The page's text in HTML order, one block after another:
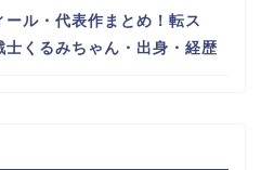
ル・代表作まとめ！転ス
くるみちゃん・出身・経歴